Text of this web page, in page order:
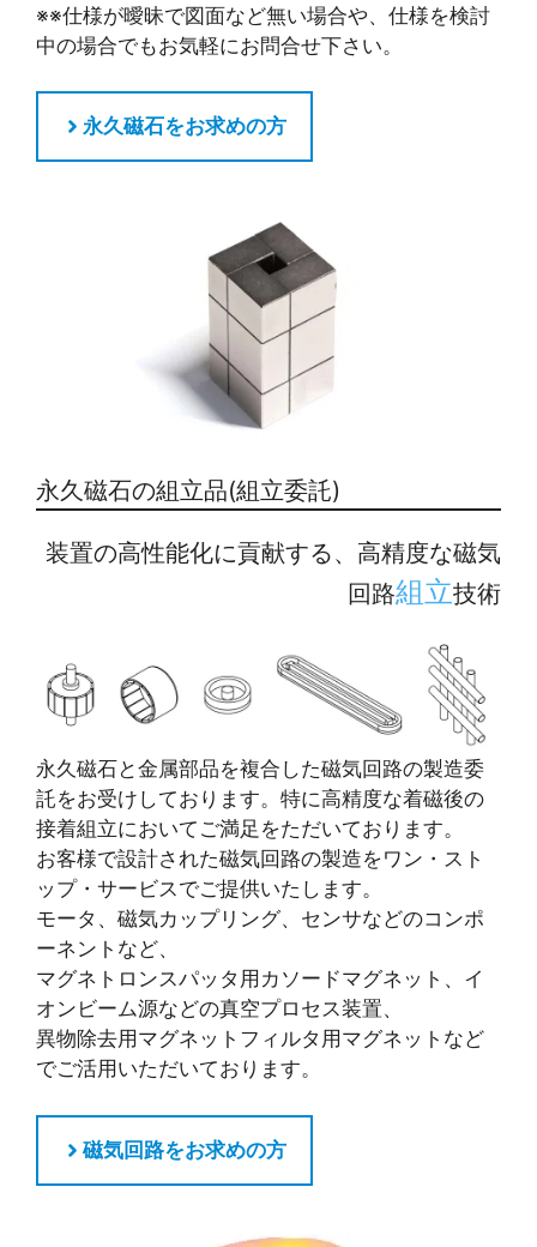
※※仕様が曖昧で図面など無い場合や、仕様を検討
中の場合でもお気軽にお問合せ下さい。
永久磁石をお求めの方
永久磁石の組立品(組立委託)
装置の高性能化に貢献する、高精度な磁気
回路組立技術
永久磁石と金属部品を複合した磁気回路の製造委
託をお受けしております。特に高精度な着磁後の
接着組立においてご満足をただいております。
お客様で設計された磁気回路の製造をワン・スト
ップ・サービスでご提供いたします。
モータ、磁気カップリング、センサなどのコンポ
ーネントなど、
マグネトロンスパッタ用カソードマグネット、イ
オンビーム源などの真空プロセス装置、
異物除去用マグネットフィルタ用マグネットなど
でご活用いただいております。
磁気回路をお求めの方